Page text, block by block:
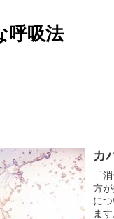
呼吸法
カ
「
方
に
ま